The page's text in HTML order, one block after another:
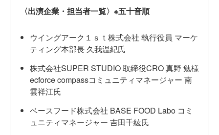
〈出演企業・担当者一覧〉※五十音順
ウイングアーク１ｓｔ株式会社 執行役員 マーケ
ティング本部長 久我温紀氏
株式会社SUPER STUDIO 取締役CRO 真野 勉様
ecforce compassコミュニティマネージャー 南
雲祥江氏
ベースフード株式会社 BASE FOOD Labo コミ
ュニティマネージャー 吉田千紘氏